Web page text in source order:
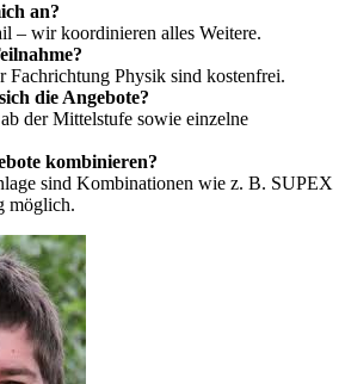
an?
– wir koordinieren alles Weitere.
Fachrichtung Physik sind kostenfrei.
die Angebote?
der Mittelstufe sowie einzelne
kombinieren?
sind Kombinationen wie z. B. SUPEX
möglich.